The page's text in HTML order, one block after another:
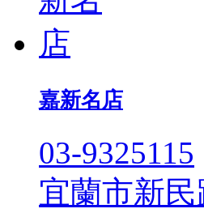
嘉新名店
03-9325115
宜蘭市新民